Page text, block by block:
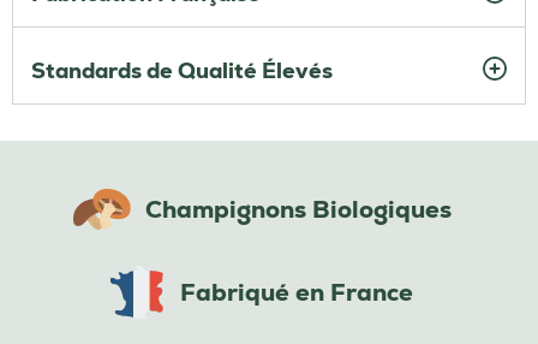
Standards de Qualité Élevés
Champignons Biologiques
Fabriqué en France